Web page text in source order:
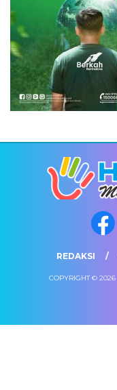
REDAKSI
COPYRIGHT ©